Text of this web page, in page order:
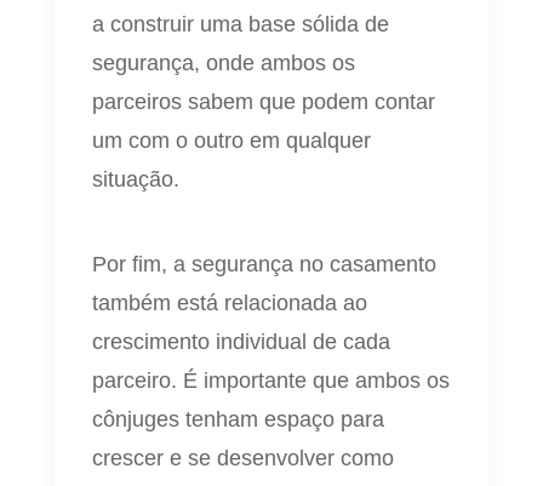
a construir uma base sólida de
segurança, onde ambos os
parceiros sabem que podem contar
um com o outro em qualquer
situação.
Por fim, a segurança no casamento
também está relacionada ao
crescimento individual de cada
parceiro. É importante que ambos os
cônjuges tenham espaço para
crescer e se desenvolver como